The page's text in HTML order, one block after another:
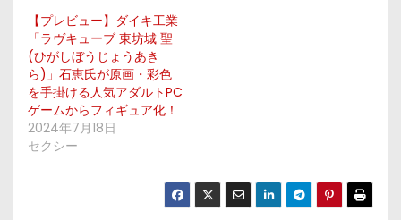
【プレビュー】ダイキ工業
「ラヴキューブ 東坊城 聖
(ひがしぼうじょうあき
ら)」石恵氏が原画・彩色
を手掛ける人気アダルトPC
ゲームからフィギュア化！
2024年7月18日
セクシー